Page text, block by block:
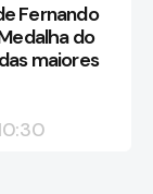
Fernando
do
maiores